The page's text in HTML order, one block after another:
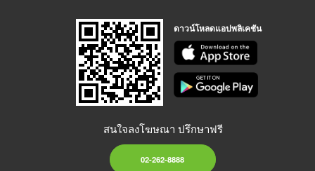
ดาวน์โหลดแอปพลิเคชัน
สนใจลงโฆษณา ปรึกษาฟรี
02-262-8888